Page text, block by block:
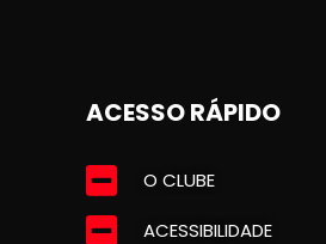
ACESSO RÁPIDO
O CLUBE
ACESSIBILIDADE